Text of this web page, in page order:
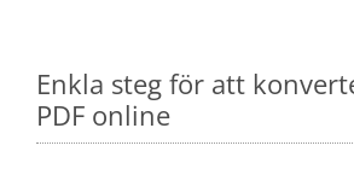
Enkla steg för att
PDF online